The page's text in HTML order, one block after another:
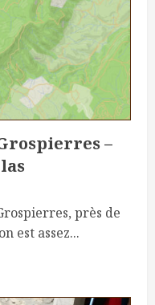
–
près de
est assez...